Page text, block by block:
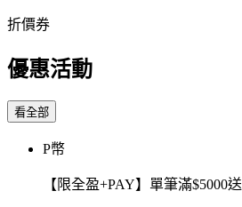
折價券
優惠活動
看全部
P幣
【限全盈+PAY】單筆滿$5000